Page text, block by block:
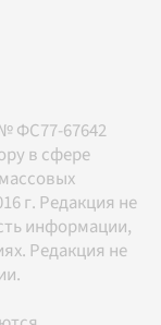
ФС77-67642
в сфере
г. Редакция не
информации,
Редакция не